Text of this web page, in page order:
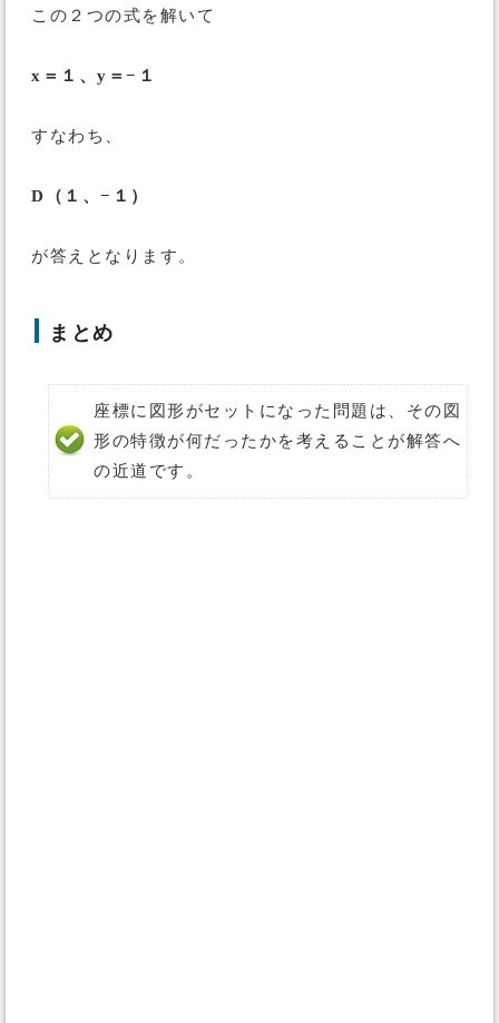
この２つの式を解いて
x＝１、y＝−１
すなわち、
D（１、−１）
が答えとなります。
まとめ
座標に図形がセットになった問題は、その図
形の特徴が何だったかを考えることが解答へ
の近道です。